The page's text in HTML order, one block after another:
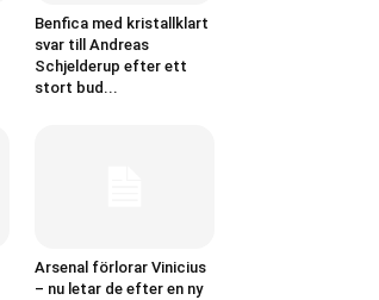
Benfica med kristallklart
svar till Andreas
Schjelderup efter ett
stort bud...
Arsenal förlorar Vinicius
– nu letar de efter en ny